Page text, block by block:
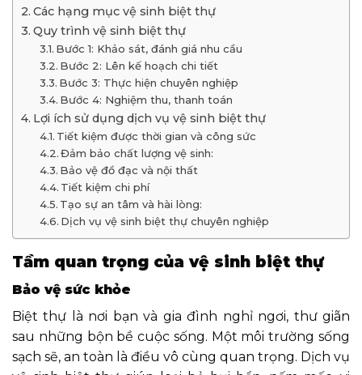
Các hạng mục vệ sinh biệt thự
Quy trình vệ sinh biệt thự
Bước 1: Khảo sát, đánh giá nhu cầu
Bước 2: Lên kế hoạch chi tiết
Bước 3: Thực hiện chuyên nghiệp
Bước 4: Nghiệm thu, thanh toán
Lợi ích sử dụng dịch vụ vệ sinh biệt thự
Tiết kiệm được thời gian và công sức
Đảm bảo chất lượng vệ sinh:
Bảo vệ đồ đạc và nội thất
Tiết kiệm chi phí
Tạo sự an tâm và hài lòng:
Dịch vụ vệ sinh biệt thự chuyên nghiệp
Tầm quan trọng của vệ sinh biệt thự
Bảo vệ sức khỏe
Biệt thự là nơi bạn và gia đình nghỉ ngơi, thư giãn
sau những bộn bề cuộc sống. Một môi trường sống
sạch sẽ, an toàn là điều vô cùng quan trọng. Dịch vụ